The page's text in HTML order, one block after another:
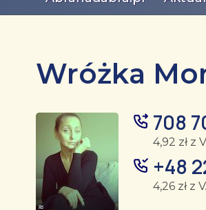
Wróżka
708
4,92 zł z
+48
4,26 zł z